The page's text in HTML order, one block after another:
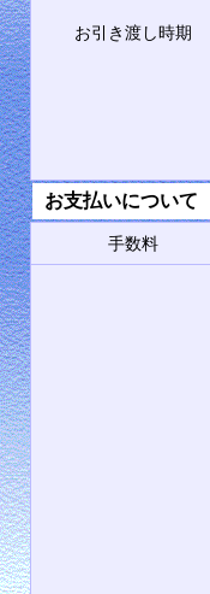
お引き渡し時期
お支払いについて
手数料